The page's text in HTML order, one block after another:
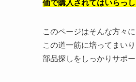
価で購入されてはいらっ
このページはそんな方々
この道一筋に培ってまい
部品探しをしっかりサポ